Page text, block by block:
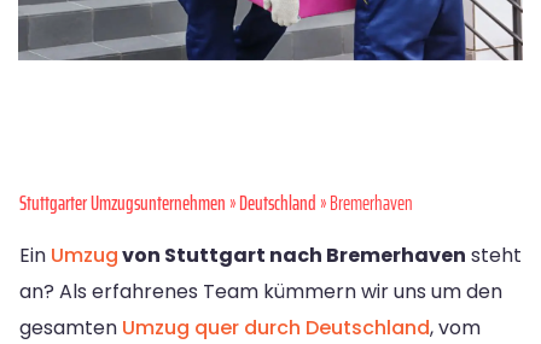
Stuttgarter Umzugsunternehmen»Deutschland» Bremer­haven
Ein Umzugvon Stuttgart nach Bremer­haven steht
an? Als erfahrenes Team kümmern wir uns um den
gesamten Umzug quer durch Deutschland, vom